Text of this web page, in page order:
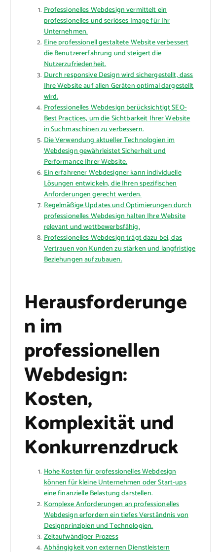
Professionelles Webdesign vermittelt ein
professionelles und seriöses Image für Ihr
Unternehmen.
Eine professionell gestaltete Website verbessert
die Benutzererfahrung und steigert die
Nutzerzufriedenheit.
Durch responsive Design wird sichergestellt, dass
Ihre Website auf allen Geräten optimal dargestellt
wird.
Professionelles Webdesign berücksichtigt SEO-
Best Practices, um die Sichtbarkeit Ihrer Website
in Suchmaschinen zu verbessern.
Die Verwendung aktueller Technologien im
Webdesign gewährleistet Sicherheit und
Performance Ihrer Website.
Ein erfahrener Webdesigner kann individuelle
Lösungen entwickeln, die Ihren spezifischen
Anforderungen gerecht werden.
Regelmäßige Updates und Optimierungen durch
professionelles Webdesign halten Ihre Website
relevant und wettbewerbsfähig.
Professionelles Webdesign trägt dazu bei, das
Vertrauen von Kunden zu stärken und langfristige
Beziehungen aufzubauen.
Herausforderunge
n im
professionellen
Webdesign:
Kosten,
Komplexität und
Konkurrenzdruck
Hohe Kosten für professionelles Webdesign
können für kleine Unternehmen oder Start-ups
eine finanzielle Belastung darstellen.
Komplexe Anforderungen an professionelles
Webdesign erfordern ein tiefes Verständnis von
Designprinzipien und Technologien.
Zeitaufwändiger Prozess
Abhängigkeit von externen Dienstleistern